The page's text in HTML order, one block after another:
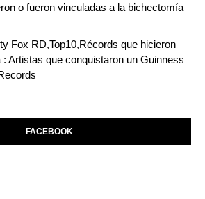
o fueron vinculadas a la bichectomía
Fox RD,Top10,Récords que hicieron
: Artistas que conquistaron un Guinness
FACEBOOK